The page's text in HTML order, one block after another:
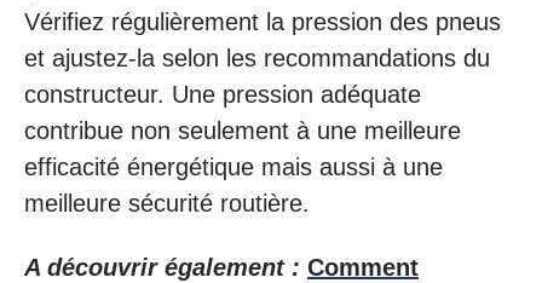
Vérifiez régulièrement la pression des pneus
et ajustez-la selon les recommandations du
constructeur. Une pression adéquate
contribue non seulement à une meilleure
efficacité énergétique mais aussi à une
meilleure sécurité routière.
A découvrir également : Comment